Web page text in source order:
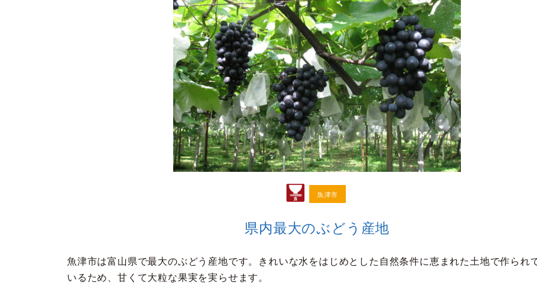
魚津市
県内最大のぶどう産地
魚津市は富山県で最大のぶどう産地です。きれいな水をはじめとした自然条件に恵まれた土地で作られ
いるため、甘くて大粒な果実を実らせます。